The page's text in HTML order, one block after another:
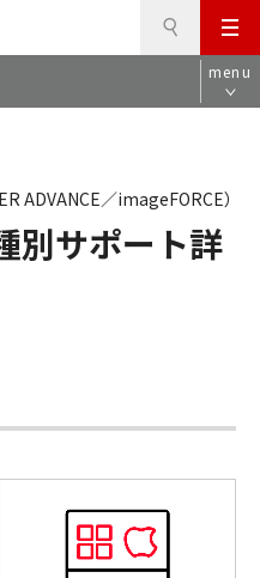
メ
ニ
ュ
menu
別サポート詳
ADVANCE／imageFORCE）